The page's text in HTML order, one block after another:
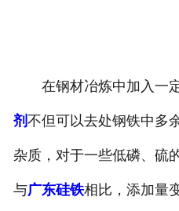
在钢材冶炼中加入一
剂不但可以去处钢铁中多
杂质，对于一些低磷、硫
与广东硅铁相比，添加量